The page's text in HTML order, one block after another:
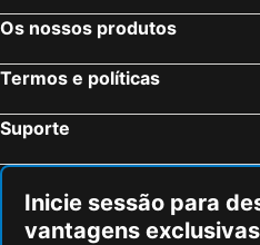
Os nossos produtos
Termos e políticas
Suporte
Inicie sessão para
vantagens